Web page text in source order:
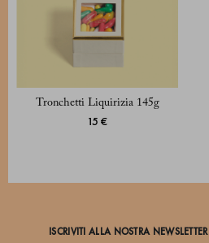
Tronchetti Liquirizia 145g
15 €
ISCRIVITI ALLA NOSTRA NEWSLETTER